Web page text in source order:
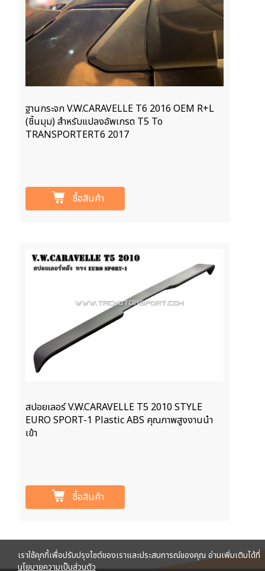
ฐานกระจก V.W.CARAVELLE T6 2016 OEM R+L
(ชิ้นมุม) สำหรับแปลงอัพเกรต T5 To
TRANSPORTERT6 2017
ซื้อสินค้า
สปอยเลอร์ V.W.CARAVELLE T5 2010 STYLE
EURO SPORT-1 Plastic ABS คุณภาพสูงงานนำ
เข้า
ซื้อสินค้า
เราใช้คุกกี้เพื่อปรับปรุงไซต์ของเราและประสบการณ์ของคุณ อ่านเพิ่มเติมได้ที่
นโยบายความเป็นส่วนตัว